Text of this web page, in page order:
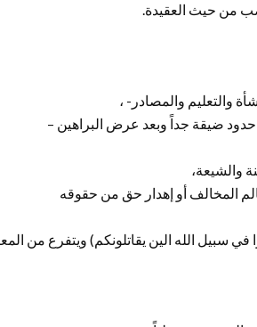
من حيث العقيدة.
والتعليم والمصادر- ،
حدود ضيقة جداً وبعد عرض البراهين –
والشيعة،
المخالف أو إهدار حق من حقوقه
في سبيل الله الين يقاتلونكم) ويتفرع من